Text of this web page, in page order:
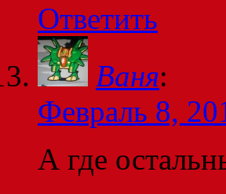
Ответить
Ваня:
Февраль 8,
А где